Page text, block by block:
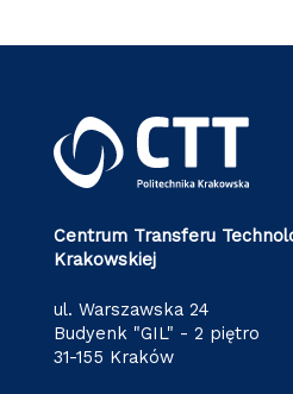
Centrum Transferu
Krakowskiej
ul. Warszawska 24
Budyenk "GIL" - 2 piętro
31-155 Kraków